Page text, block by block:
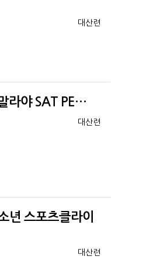
등록자
대산련
라야 SAT PE…
등록자
대산련
년 스포츠클라이
등록자
대산련